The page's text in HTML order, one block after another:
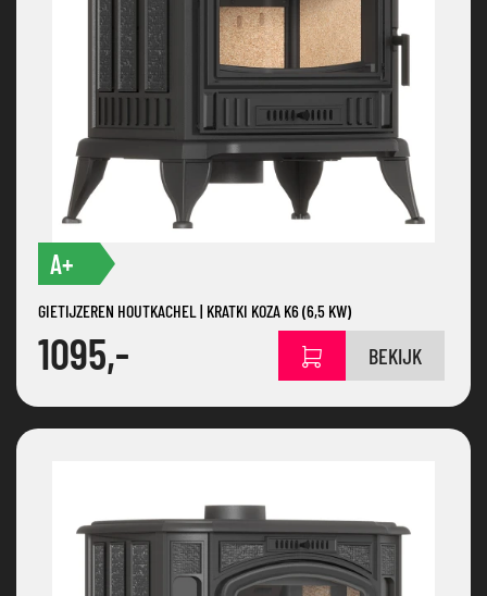
A+
GIETIJZEREN HOUTKACHEL | KRATKI KOZA K6 (6,5 KW)
1095,- BEKIJK